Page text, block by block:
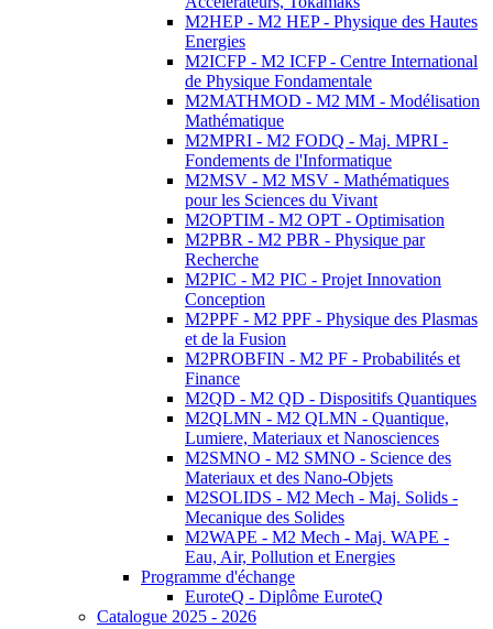
M2HEP - M2 HEP - Physique des Hautes
Energies
M2ICFP - M2 ICFP - Centre International
de Physique Fondamentale
M2MATHMOD - M2 MM - Modélisation
Mathématique
M2MPRI - M2 FODQ - Maj. MPRI -
Fondements de l'Informatique
M2MSV - M2 MSV - Mathématiques
pour les Sciences du Vivant
M2OPTIM - M2 OPT - Optimisation
M2PBR - M2 PBR - Physique par
Recherche
M2PIC - M2 PIC - Projet Innovation
Conception
M2PPF - M2 PPF - Physique des Plasmas
et de la Fusion
M2PROBFIN - M2 PF - Probabilités et
Finance
M2QD - M2 QD - Dispositifs Quantiques
M2QLMN - M2 QLMN - Quantique,
Lumiere, Materiaux et Nanosciences
M2SMNO - M2 SMNO - Science des
Materiaux et des Nano-Objets
M2SOLIDS - M2 Mech - Maj. Solids -
Mecanique des Solides
M2WAPE - M2 Mech - Maj. WAPE -
Eau, Air, Pollution et Energies
Programme d'échange
EuroteQ - Diplôme EuroteQ
Catalogue 2025 - 2026